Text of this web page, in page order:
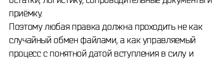
приёмку.
Поэтому любая правка должна проходить не как
случайный обмен файлами, а как управляемый
процесс с понятной датой вступления в силу и